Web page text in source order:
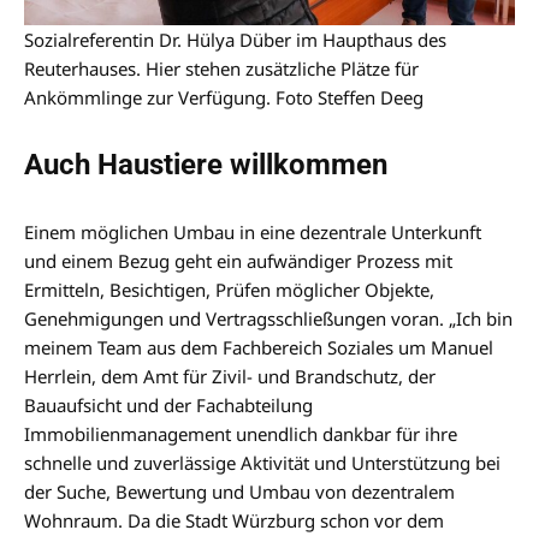
Sozialreferentin Dr. Hülya Düber im Haupthaus des
Reuterhauses. Hier stehen zusätzliche Plätze für
Ankömmlinge zur Verfügung. Foto Steffen Deeg
Auch Haustiere willkommen
Einem möglichen Umbau in eine dezentrale Unterkunft
und einem Bezug geht ein aufwändiger Prozess mit
Ermitteln, Besichtigen, Prüfen möglicher Objekte,
Genehmigungen und Vertragsschließungen voran. „Ich bin
meinem Team aus dem Fachbereich Soziales um Manuel
Herrlein, dem Amt für Zivil- und Brandschutz, der
Bauaufsicht und der Fachabteilung
Immobilienmanagement unendlich dankbar für ihre
schnelle und zuverlässige Aktivität und Unterstützung bei
der Suche, Bewertung und Umbau von dezentralem
Wohnraum. Da die Stadt Würzburg schon vor dem